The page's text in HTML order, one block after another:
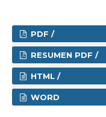
PDF /
RESUMEN PDF /
HTML /
WORD